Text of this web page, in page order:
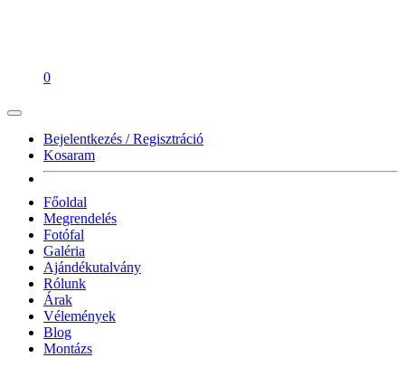
0
Bejelentkezés / Regisztráció
Kosaram
Főoldal
Megrendelés
Fotófal
Galéria
Ajándékutalvány
Rólunk
Árak
Vélemények
Blog
Montázs